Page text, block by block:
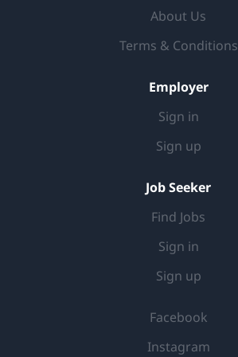
About Us
Terms & Conditions
Employer
Sign in
Sign up
Job Seeker
Find Jobs
Sign in
Sign up
Facebook
Instagram